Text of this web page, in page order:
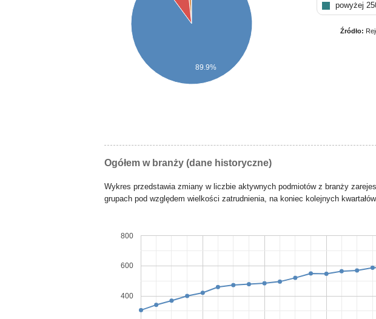
89.9%
powyżej
Źródło:
Ogółem w branży (dane historyczne)
Wykres przedstawia zmiany w liczbie aktywnych podmiotów z branży
grupach pod względem wielkości zatrudnienia, na koniec kolejnych
400
600
800